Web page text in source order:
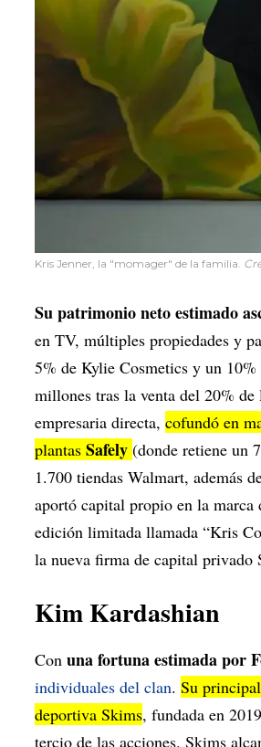
Kris Jenner, la "momager" de la familia.
Su patrimonio neto estimado
en TV, múltiples propiedades y
5% de Kylie Cosmetics y un
millones tras la venta del 20%
empresaria directa, cofundó en
plantas Safely (donde retiene un
1.700 tiendas Walmart, además
aportó capital propio en la
edición limitada llamada “Kris
la nueva firma de capital privado
Kim Kardashian
Con una fortuna estimada por
individuales del clan. Su
deportiva Skims, fundada en
tercio de las acciones. Skims